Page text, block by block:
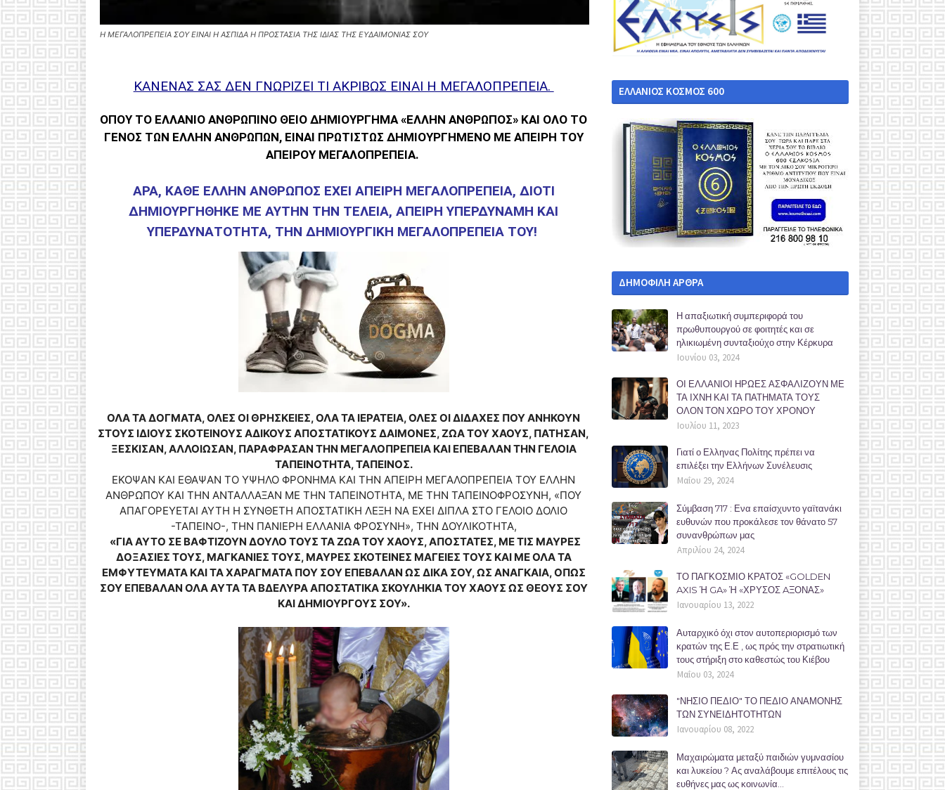
Η ΜΕΓΑΛΟΠΡΕΠΕΙΑ ΣΟΥ ΕΙΝΑΙ Η ΑΣΠΙΔΑ Η ΠΡΟΣΤΑΣΙΑ ΤΗΣ ΙΔΙΑΣ ΤΗΣ ΕΥΔΑΙΜΟΝΙΑΣ ΣΟΥ
ΚΑΝΕΝΑΣ ΣΑΣ ΔΕΝ ΓΝΩΡΙΖΕΙ ΤΙ ΑΚΡΙΒΩΣ ΕΙΝΑΙ Η ΜΕΓΑΛΟΠΡΕΠΕΙΑ.
ΟΠΟΥ ΤΟ ΕΛΛΑΝΙΟ ΑΝΘΡΩΠΙΝΟ ΘΕΙΟ ΔΗΜΙΟΥΡΓΗΜΑ «ΕΛΛΗΝ ΑΝΘΡΩΠΟΣ» ΚΑΙ ΟΛΟ ΤΟ
ΓΕΝΟΣ ΤΩΝ ΕΛΛΗΝ ΑΝΘΡΩΠΩΝ, ΕΙΝΑΙ ΠΡΩΤΙΣΤΩΣ ΔΗΜΙΟΥΡΓΗΜΕΝΟ ΜΕ ΑΠΕΙΡΗ ΤΟΥ
ΑΠΕΙΡΟΥ ΜΕΓΑΛΟΠΡΕΠΕΙΑ.
ΑΡΑ, ΚΑΘΕ ΕΛΛΗΝ ΑΝΘΡΩΠΟΣ ΕΧΕΙ ΑΠΕΙΡΗ ΜΕΓΑΛΟΠΡΕΠΕΙΑ, ΔΙΟΤΙ
ΔΗΜΙΟΥΡΓΗΘΗΚΕ ΜΕ ΑΥΤΗΝ ΤΗΝ ΤΕΛΕΙΑ, ΑΠΕΙΡΗ ΥΠΕΡΔΥΝΑΜΗ ΚΑΙ
ΥΠΕΡΔΥΝΑΤΟΤΗΤΑ, ΤΗΝ ΔΗΜΙΟΥΡΓΙΚΗ ΜΕΓΑΛΟΠΡΕΠΕΙΑ ΤΟΥ!
ΟΛΑ ΤΑ ΔΟΓΜΑΤΑ, ΟΛΕΣ ΟΙ ΘΡΗΣΚΕΙΕΣ, ΟΛΑ ΤΑ ΙΕΡΑΤΕΙΑ, ΟΛΕΣ ΟΙ ΔΙΔΑΧΕΣ ΠΟΥ ΑΝΗΚΟΥΝ
ΣΤΟΥΣ ΙΔΙΟΥΣ ΣΚΟΤΕΙΝΟΥΣ ΑΔΙΚΟΥΣ ΑΠΟΣΤΑΤΙΚΟΥΣ ΔΑΙΜΟΝΕΣ, ΖΩΑ ΤΟΥ ΧΑΟΥΣ, ΠΑΤΗΣΑΝ,
ΞΕΣΚΙΣΑΝ, ΑΛΛΟΙΩΣΑΝ, ΠΑΡΑΦΡΑΣΑΝ ΤΗΝ ΜΕΓΑΛΟΠΡΕΠΕΙΑ ΚΑΙ ΕΠΕΒΑΛΑΝ ΤΗΝ ΓΕΛΟΙΑ
ΤΑΠΕΙΝΟΤΗΤΑ, ΤΑΠΕΙΝΟΣ.
ΕΚΟΨΑΝ ΚΑΙ ΕΘΑΨΑΝ ΤΟ ΥΨΗΛΟ ΦΡΟΝΗΜΑ ΚΑΙ ΤΗΝ ΑΠΕΙΡΗ ΜΕΓΑΛΟΠΡΕΠΕΙΑ ΤΟΥ ΕΛΛΗΝ
ΑΝΘΡΩΠΟΥ ΚΑΙ ΤΗΝ ΑΝΤΑΛΛΑΞΑΝ ΜΕ ΤΗΝ ΤΑΠΕΙΝΟΤΗΤΑ, ΜΕ ΤΗΝ ΤΑΠΕΙΝΟΦΡΟΣΥΝΗ, «ΠΟΥ
ΑΠΑΓΟΡΕΥΕΤΑΙ ΑΥΤΗ Η ΣΥΝΘΕΤΗ ΑΠΟΣΤΑΤΙΚΗ ΛΕΞΗ ΝΑ ΕΧΕΙ ΔΙΠΛΑ ΣΤΟ ΓΕΛΟΙΟ ΔΟΛΙΟ
-ΤΑΠΕΙΝΟ-, ΤΗΝ ΠΑΝΙΕΡΗ ΕΛΛΑΝΙΑ ΦΡΟΣΥΝΗ», ΤΗΝ ΔΟΥΛΙΚΟΤΗΤΑ,
«ΓΙΑ ΑΥΤΟ ΣΕ ΒΑΦΤΙΖΟΥΝ ΔΟΥΛΟ ΤΟΥΣ ΤΑ ΖΩΑ ΤΟΥ ΧΑΟΥΣ, ΑΠΟΣΤΑΤΕΣ, ΜΕ ΤΙΣ ΜΑΥΡΕΣ
ΔΟΞΑΣΙΕΣ ΤΟΥΣ, ΜΑΓΚΑΝΙΕΣ ΤΟΥΣ, ΜΑΥΡΕΣ ΣΚΟΤΕΙΝΕΣ ΜΑΓΕΙΕΣ ΤΟΥΣ ΚΑΙ ΜΕ ΟΛΑ ΤΑ
ΕΜΦΥΤΕΥΜΑΤΑ ΚΑΙ ΤΑ ΧΑΡΑΓΜΑΤΑ ΠΟΥ ΣΟΥ ΕΠΕΒΑΛΑΝ ΩΣ ΔΙΚΑ ΣΟΥ, ΩΣ ΑΝΑΓΚΑΙΑ, ΟΠΩΣ
ΣΟΥ ΕΠΕΒΑΛΑΝ ΟΛΑ ΑΥΤΑ ΤΑ ΒΔΕΛΥΡΑ ΑΠΟΣΤΑΤΙΚΑ ΣΚΟΥΛΗΚΙΑ ΤΟΥ ΧΑΟΥΣ ΩΣ ΘΕΟΥΣ ΣΟΥ
ΚΑΙ ΔΗΜΙΟΥΡΓΟΥΣ ΣΟΥ».
ΕΛΛΑΝΙΟΣ ΚΟΣΜΟΣ 600
ΔΗΜΟΦΙΛΗ ΑΡΘΡΑ
Η απαξιωτική συμπεριφορά του
πρωθυπουργού σε φοιτητές και σε
ηλικιωμένη συνταξιούχο στην Κέρκυρα
Ιουνίου 03, 2024
ΟΙ ΕΛΛΑΝΙΟΙ ΗΡΩΕΣ ΑΣΦΑΛΙΖΟΥΝ ΜΕ
ΤΑ ΙΧΝΗ ΚΑΙ ΤΑ ΠΑΤΗΜΑΤΑ ΤΟΥΣ
ΟΛΟΝ ΤΟΝ ΧΩΡΟ ΤΟΥ ΧΡΟΝΟΥ
Ιουλίου 11, 2023
Γιατί ο Ελληνας Πολίτης πρέπει να
επιλέξει την Ελλήνων Συνέλευσις
Μαΐου 29, 2024
Σύμβαση 717 : Ενα επαίσχυντο γαϊτανάκι
ευθυνών που προκάλεσε τον θάνατο 57
συνανθρώπων μας
Απριλίου 24, 2024
ΤΟ ΠΑΓΚΟΣΜΙΟ ΚΡΑΤΟΣ «GOLDEN
AXIS Ή GA» Ή «ΧΡΥΣΟΣ AΞΟΝΑΣ»
Ιανουαρίου 13, 2022
Αυταρχικό όχι στον αυτοπεριορισμό των
κρατών της Ε.Ε , ως πρός την στρατιωτική
τους στήριξη στο καθεστώς του Κιέβου
Μαΐου 03, 2024
"ΝΗΣΙΟ ΠΕΔΙΟ" ΤΟ ΠΕΔΙΟ ΑΝΑΜΟΝΗΣ
ΤΩΝ ΣΥΝΕΙΔΗΤΟΤΗΤΩΝ
Ιανουαρίου 08, 2022
Μαχαιρώματα μεταξύ παιδιών γυμνασίου
και λυκείου ? Ας αναλάβουμε επιτέλους τις
ευθήνες μας ως κοινωνία...